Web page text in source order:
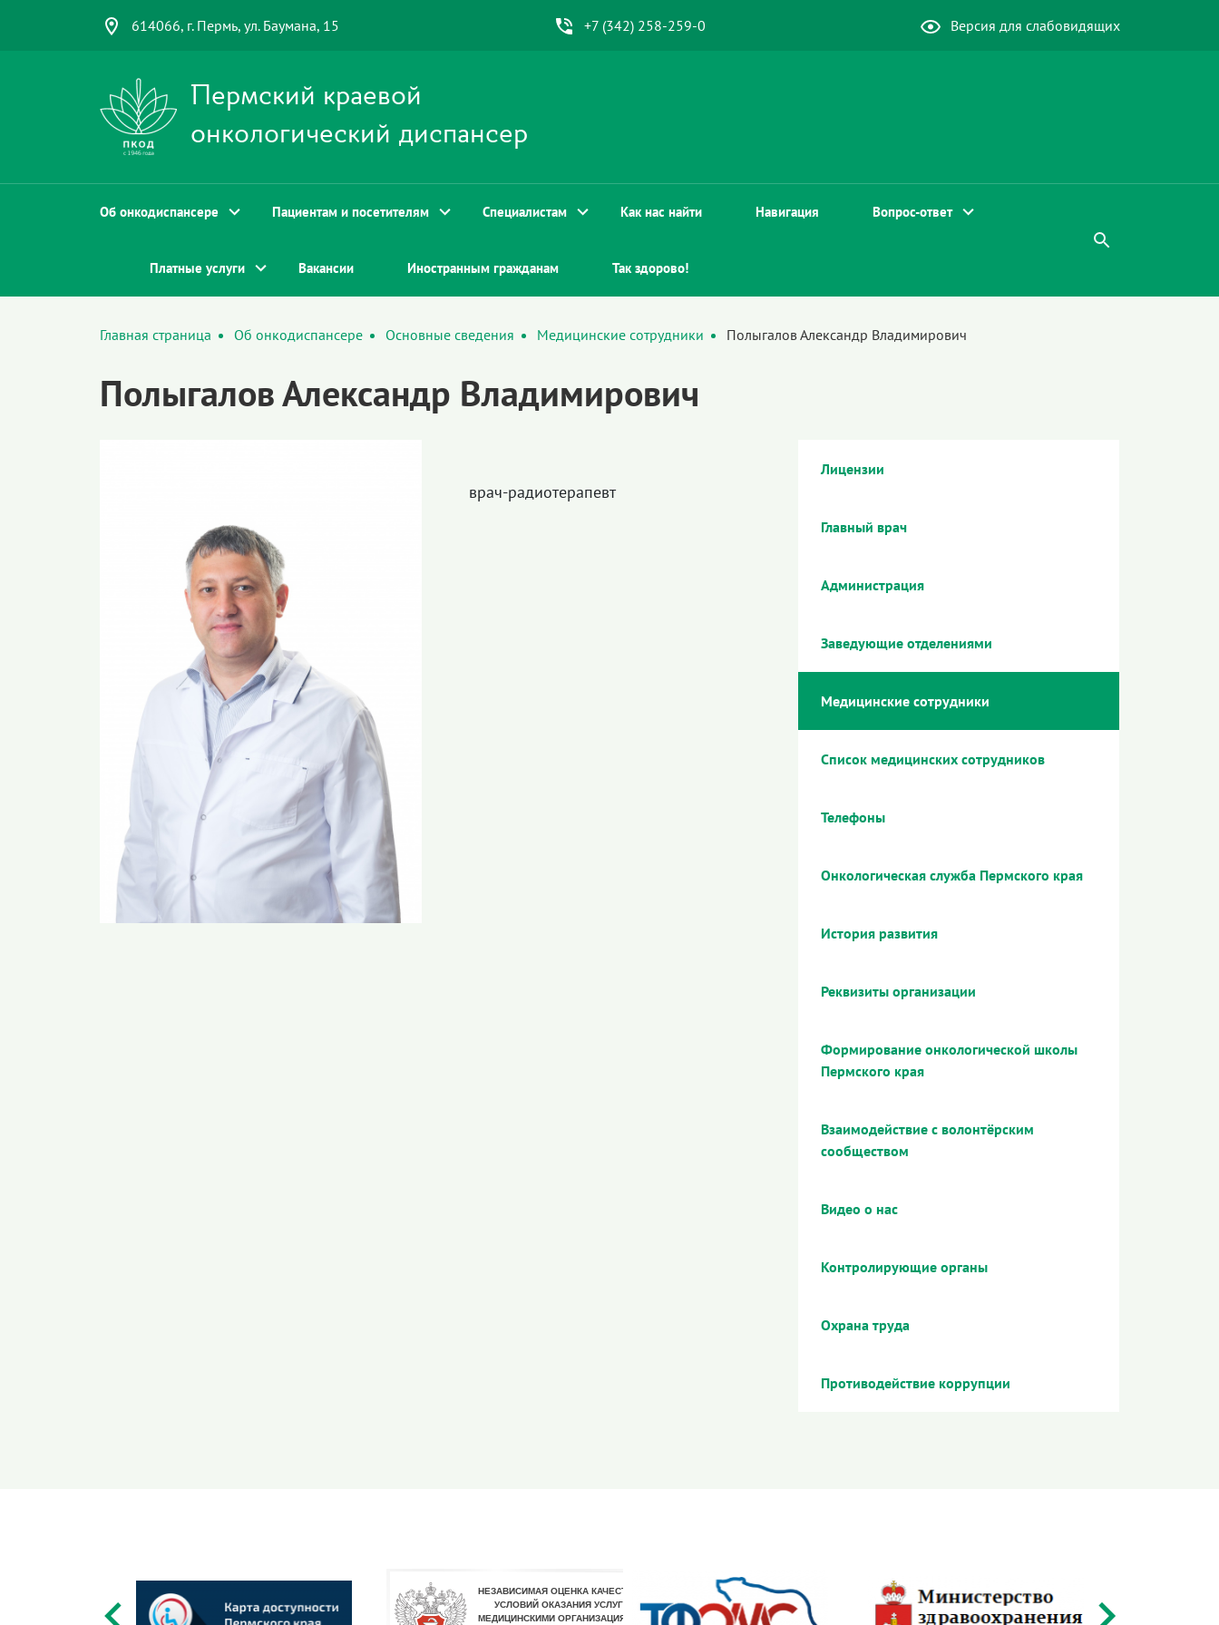
614066, г. Пермь, ул. Баумана, 15 +7 (342) 258-259-0 Версия для слабовидящих
Пермский краевой
онкологический диспансер
Об онкодиспансере Пациентам и посетителям Специалистам Как нас найти Навигация Вопрос-ответ
Платные услуги Вакансии Иностранным гражданам Так здорово!
Главная страница Об онкодиспансере Основные сведения Медицинские сотрудники Полыгалов Александр Владимирович
Полыгалов Александр Владимирович
врач-радиотерапевт
Лицензии
Главный врач
Администрация
Заведующие отделениями
Медицинские сотрудники
Список медицинских сотрудников
Телефоны
Онкологическая служба Пермского края
История развития
Реквизиты организации
Формирование онкологической школы
Пермского края
Взаимодействие с волонтёрским
сообществом
Видео о нас
Контролирующие органы
Охрана труда
Противодействие коррупции